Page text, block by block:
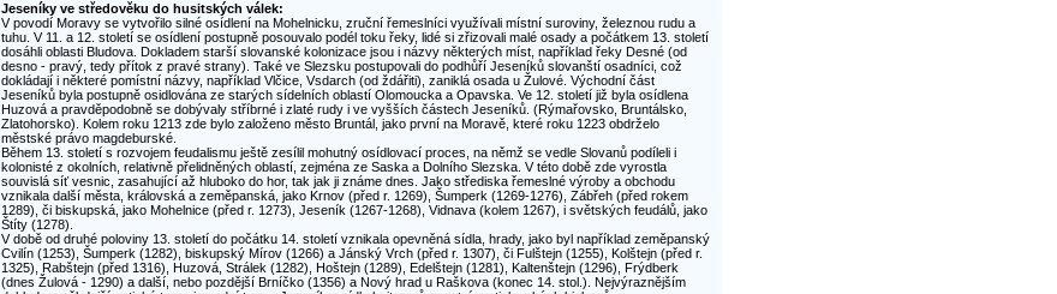
Jeseníky ve středověku do husitských válek:
V povodí Moravy se vytvořilo silné osídlení na Mohelnicku, zruční řemeslníci využívali místní suroviny, železnou rudu a
tuhu. V 11. a 12. století se osídlení postupně posouvalo podél toku řeky, lidé si zřizovali malé osady a počátkem 13. století
dosáhli oblasti Bludova. Dokladem starší slovanské kolonizace jsou i názvy některých míst, například řeky Desné (od
desno - pravý, tedy přítok z pravé strany). Také ve Slezsku postupovali do podhůří Jeseníků slovanští osadníci, což
dokládají i některé pomístní názvy, například Vlčice, Vsdarch (od ždářiti), zaniklá osada u Žulové. Východní část
Jeseníků byla postupně osidlována ze starých sídelních oblastí Olomoucka a Opavska. Ve 12. století již byla osídlena
Huzová a pravděpodobně se dobývaly stříbrné i zlaté rudy i ve vyšších částech Jeseníků. (Rýmařovsko, Bruntálsko,
Zlatohorsko). Kolem roku 1213 zde bylo založeno město Bruntál, jako první na Moravě, které roku 1223 obdrželo
městské právo magdeburské.
Během 13. století s rozvojem feudalismu ještě zesílil mohutný osídlovací proces, na němž se vedle Slovanů podíleli i
kolonisté z okolních, relativně přelidněných oblastí, zejména ze Saska a Dolního Slezska. V této době zde vyrostla
souvislá síť vesnic, zasahující až hluboko do hor, tak jak ji známe dnes. Jako střediska řemeslné výroby a obchodu
vznikala další města, královská a zeměpanská, jako Krnov (před r. 1269), Šumperk (1269-1276), Zábřeh (před rokem
1289), či biskupská, jako Mohelnice (před r. 1273), Jeseník (1267-1268), Vidnava (kolem 1267), i světských feudálů, jako
Štíty (1278).
V době od druhé poloviny 13. století do počátku 14. století vznikala opevněná sídla, hrady, jako byl například zeměpanský
Cvilín (1253), Šumperk (1282), biskupský Mírov (1266) a Jánský Vrch (před r. 1307), či Fulštejn (1255), Kolštejn (před r.
1325), Rabštejn (před 1316), Huzová, Strálek (1282), Hoštejn (1289), Edelštejn (1281), Kaltenštejn (1296), Frýdberk
(dnes Žulová - 1290) a další, nebo pozdější Brníčko (1356) a Nový hrad u Raškova (konec 14. stol.). Nejvýraznějším